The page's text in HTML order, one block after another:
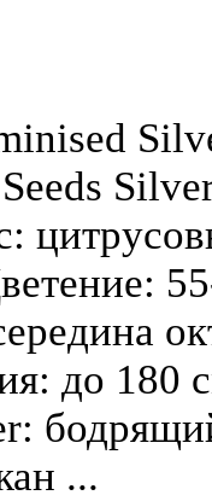
до 180
...